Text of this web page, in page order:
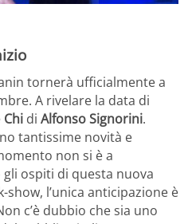
tornerà ufficialmente a
A rivelare la data di
Chi di Alfonso Signorini.
tantissime novità e
non si è a
ospiti di questa nuova
l’unica anticipazione è
c’è dubbio che sia uno